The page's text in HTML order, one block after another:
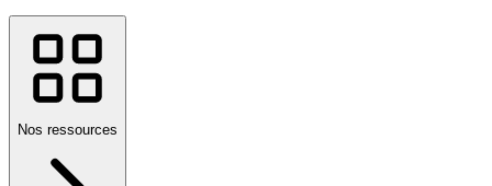
Nos ressources